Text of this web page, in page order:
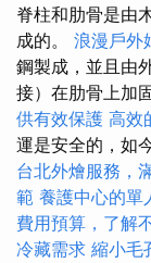
脊柱和肋骨是由
成的。 浪漫戶外
鋼製成，並且由
接）在肋骨上加
供有效保護 高效
運是安全的，如
台北外燴服務，
範 養護中心的單
費用預算，了解
冷藏需求 縮小毛